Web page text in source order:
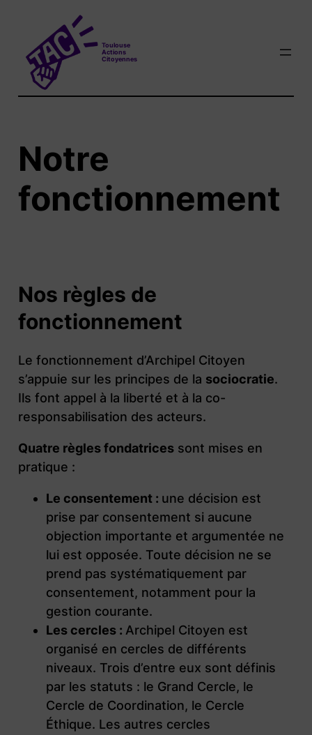
contenu
Toulouse
Actions
Citoyennes
Notre
fonctionnement
Nos règles de
fonctionnement
Le fonctionnement d’Archipel Citoyen
s’appuie sur les principes de la sociocratie.
Ils font appel à la liberté et à la co-
responsabilisation des acteurs.
Quatre règles fondatricessont mises en
pratique :
Le consentement : une décision est
prise par consentement si aucune
objection importante et argumentée ne
lui est opposée. Toute décision ne se
prend pas systématiquement par
consentement, notamment pour la
gestion courante.
Les cercles : Archipel Citoyen est
organisé en cercles de différents
niveaux. Trois d’entre eux sont définis
par les statuts : le Grand Cercle, le
Cercle de Coordination, le Cercle
Éthique. Les autres cercles